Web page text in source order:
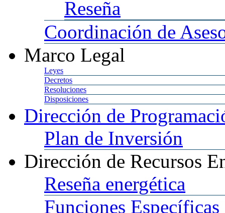
Reseña
Coordinación de
Marco Legal
Leyes
Decretos
Resoluciones
Disposiciones
Dirección de
Plan de Inversión
Dirección de Recursos
Reseña energética
Funciones Específicas